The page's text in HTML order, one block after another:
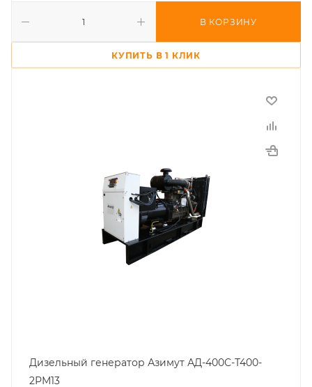
В КОРЗИНУ
КУПИТЬ В 1 КЛИК
Дизельный генератор Азимут АД-400С-Т400-
2РМ13